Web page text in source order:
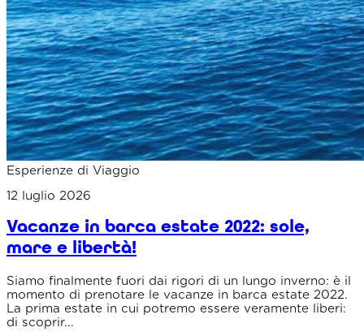
Esperienze di Viaggio
12 luglio 2026
Vacanze in barca estate 2022: sole,
mare e libertà!
Siamo finalmente fuori dai rigori di un lungo inverno: è il
momento di prenotare le vacanze in barca estate 2022.
La prima estate in cui potremo essere veramente liberi:
di scoprir...